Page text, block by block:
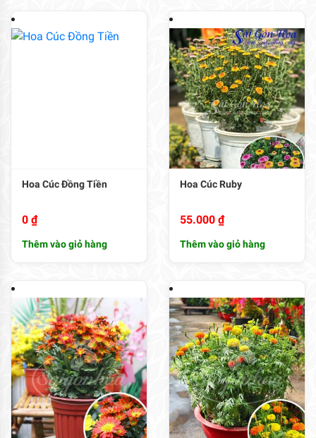
Hoa Cúc Đồng Tiền
0 ₫
Thêm vào giỏ hàng
Hoa Cúc Ruby
55.000 ₫
Thêm vào giỏ hàng